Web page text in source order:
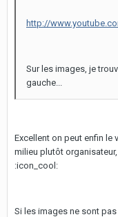
http://
Sur les images, je
gauche...
Excellent on peut enfin le
milieu plutôt
:icon_cool:
Si les images ne sont